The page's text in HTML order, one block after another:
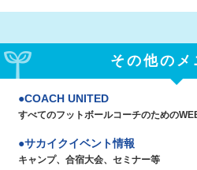
その他のメ
COACH UNITED
すべてのフットボールコーチのための
サカイクイベント情報
キャンプ、合宿大会、セミナー等